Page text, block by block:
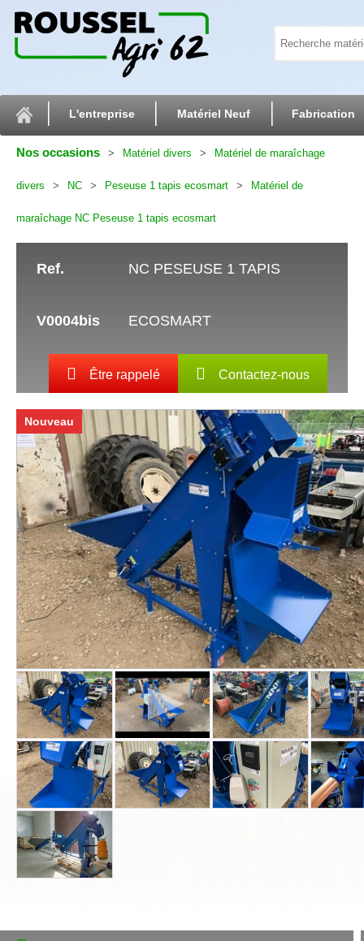
L'entreprise Matériel Neuf Fabrication
Nos occasions Matériel divers Matériel de maraîchage
divers NC Peseuse 1 tapis ecosmart Matériel de
maraîchage NC Peseuse 1 tapis ecosmart
NC PESEUSE 1 TAPIS
ECOSMART
Ref.
V0004bis
Être rappelé Contactez-nous
Nouveau